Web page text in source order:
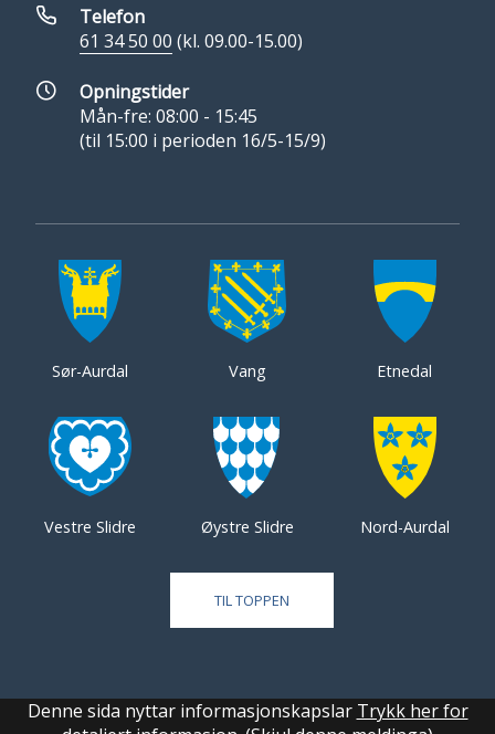
Telefon
61 34 50 00 (kl. 09.00-15.00)
Opningstider
Mån-fre: 08:00 - 15:45
(til 15:00 i perioden 16/5-15/9)
Sør-Aurdal Vang Etnedal
Vestre Slidre Øystre Slidre Nord-Aurdal
TIL TOPPEN
Denne sida nyttar informasjonskapslar Trykk her for